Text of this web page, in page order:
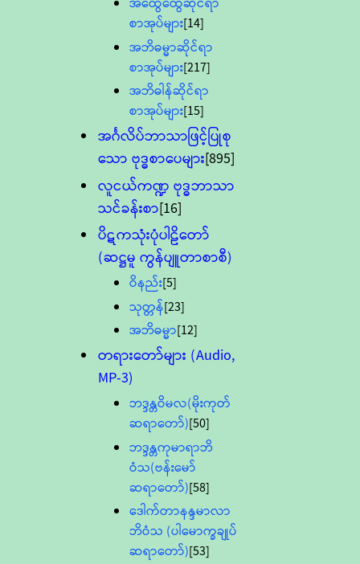
စာအုပ်များ[14]
အဘိဓမ္မာဆိုင်ရာ
စာအုပ်များ[217]
အဘိဓါန်ဆိုင်ရာ
စာအုပ်များ[15]
အင်္ဂလိပ်ဘာသာဖြင့်ပြုစု
သော ဗုဒ္ဓစာပေများ[895]
လူငယ်ကဏ္ဍ ဗုဒ္ဓဘာသာ
သင်ခန်းစာ[16]
ပိဋကသုံးပုံပါဠိတော်
(ဆဋ္ဌမူ ကွန်ပျူတာစာစီ)
ဝိနည်း[5]
သုတ္တန်[23]
အဘိဓမ္မာ[12]
တရားတော်များ (Audio,
MP-3)
ဘဒ္ဒန္တဝိမလ(မိုးကုတ်
ဆရာတော်)[50]
ဘဒ္ဒန္တကုမာရာဘိ
ဝံသ(ဗန်းမော်
ဆရာတော်)[58]
ဒေါက်တာနန္ဒမာလာ
ဘိဝံသ (ပါမောက္ခချုပ်
ဆရာတော်)[53]